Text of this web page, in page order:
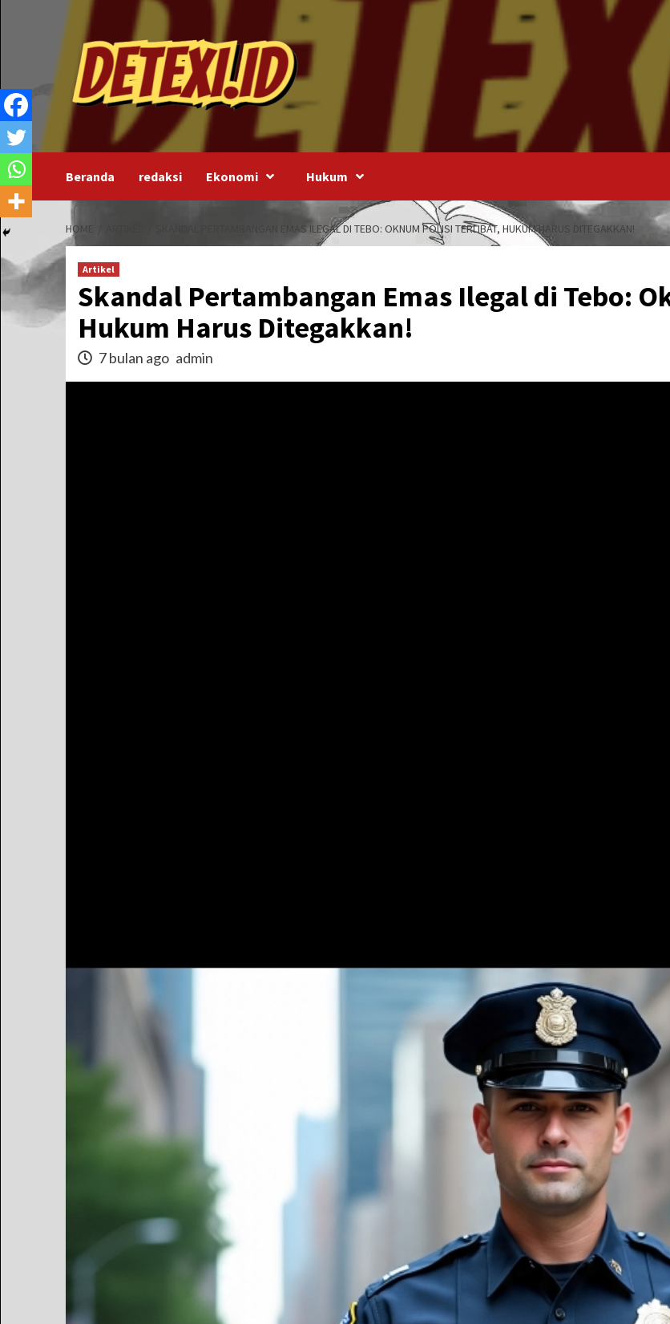
Beranda redaksi Ekonomi Hukum
HOME SKANDAL PERTAMBANGAN EMAS ILEGAL DI TEBO: OKNUM POLISI TERLIBAT, HUKUM HARUS DITEGAKKAN!
Artikel
Skandal Pertambangan Emas Ilegal di Tebo:
Hukum Harus Ditegakkan!
7 bulan ago admin